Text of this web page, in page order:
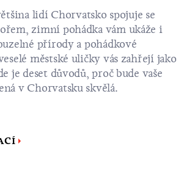
lidí Chorvatsko spojuje se
zimní pohádka vám ukáže i
přírody a pohádkové
městské uličky vás zahřejí jako
je deset důvodů, proč bude vaše
v Chorvatsku skvělá.